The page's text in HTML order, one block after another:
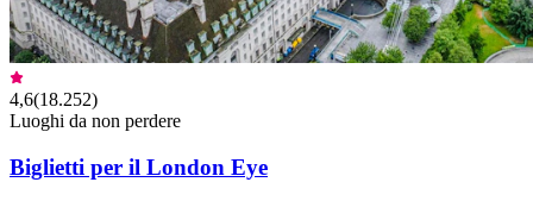
4,6(18.252)
Luoghi da non perdere
Biglietti per il London Eye